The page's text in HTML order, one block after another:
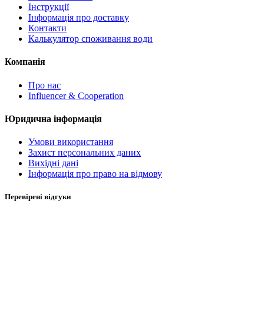
Інструкції
Інформація про доставку
Контакти
Калькулятор споживання води
Компанія
Про нас
Influencer & Cooperation
Юридична інформація
Умови використання
Захист персональних даних
Вихідні дані
Інформація про право на відмову
Перевірені відгуки